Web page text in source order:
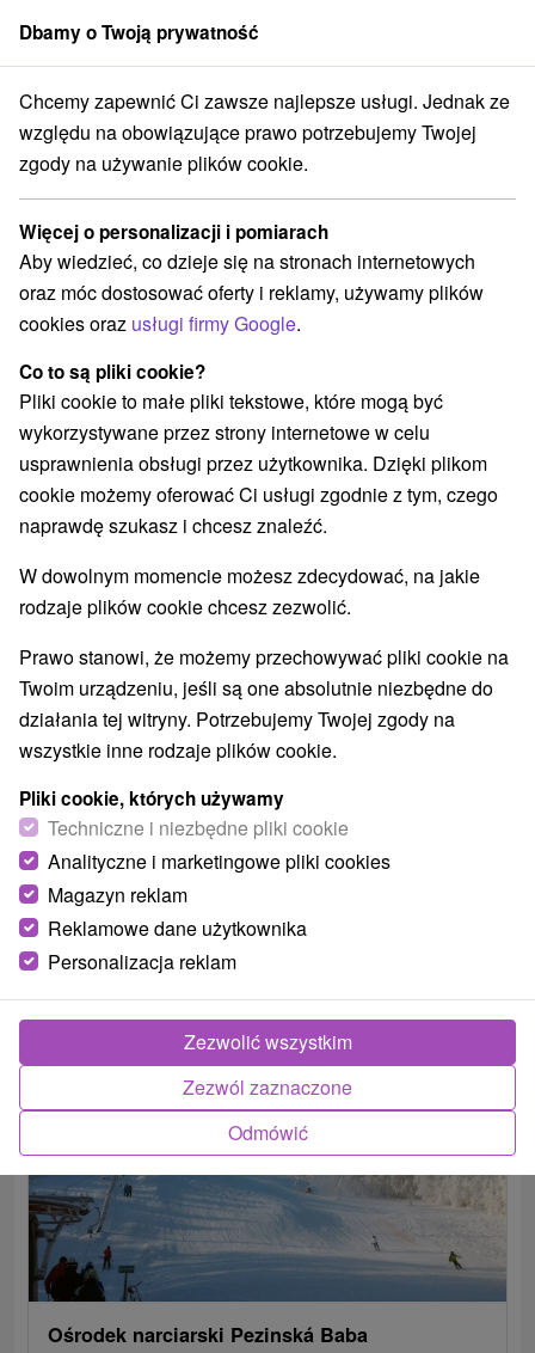
członek grupySorger
Atrakcje na Słowacji Ośrodek narciarski Bratysława i okolice
Ośrodek narciarski Bratysława i
okolice
Kategorie
Wszystkie kategorie
Wieże obserwacyjne i chodniki
Túry a turistické chodníky
Tory gokartowe(1) Pola golfowe (5)
Parki miejskie i zamkowe(4) Ośrodek narciarski
Obiekty architektoniczne(7) Rafting, rafting, rafting(2)
Miejsca sakralne(4) Zamki (2) Teatry(6)
Skanseny (1) Jazda konna(3) Sporty
Jeziora, jeziora, zbiorniki wodne (5)
Areny laserowe i paintball(2)
Ośrodki i miasteczka dziecięce
Planetarium i obserwatorium Aquaparki, baseny (1)
Pomniki Zabytki techniki Atrakcje dla dzieci
Escaperoom Ogrody botaniczne (1)
Ogrody zoologiczne i fermy zwierząt
Muzea i galerie(10) Atrakcje turystyczne
Atrakcje z adrenaliną(3) Kolejki linowe
Tory bobslejowe (1)
Wsie i miasta
Pezinok(1) Modra(1)
Ośrodek narciarski Pezinská Baba
Dbamy o Twoją prywatność
Chcemy zapewnić Ci zawsze najlepsze usługi. Jednak ze
względu na obowiązujące prawo potrzebujemy Twojej
zgody na używanie plików cookie.
Więcej o personalizacji i pomiarach
Aby wiedzieć, co dzieje się na stronach internetowych
oraz móc dostosować oferty i reklamy, używamy plików
cookies oraz usługi firmy Google.
Co to są pliki cookie?
Pliki cookie to małe pliki tekstowe, które mogą być
wykorzystywane przez strony internetowe w celu
usprawnienia obsługi przez użytkownika. Dzięki plikom
cookie możemy oferować Ci usługi zgodnie z tym, czego
naprawdę szukasz i chcesz znaleźć.
W dowolnym momencie możesz zdecydować, na jakie
rodzaje plików cookie chcesz zezwolić.
Prawo stanowi, że możemy przechowywać pliki cookie na
Twoim urządzeniu, jeśli są one absolutnie niezbędne do
działania tej witryny. Potrzebujemy Twojej zgody na
wszystkie inne rodzaje plików cookie.
Pliki cookie, których używamy
Techniczne i niezbędne pliki cookie
Analityczne i marketingowe pliki cookies
Magazyn reklam
Reklamowe dane użytkownika
Personalizacja reklam
Odmówić
Zezwól zaznaczone
Zezwolić wszystkim